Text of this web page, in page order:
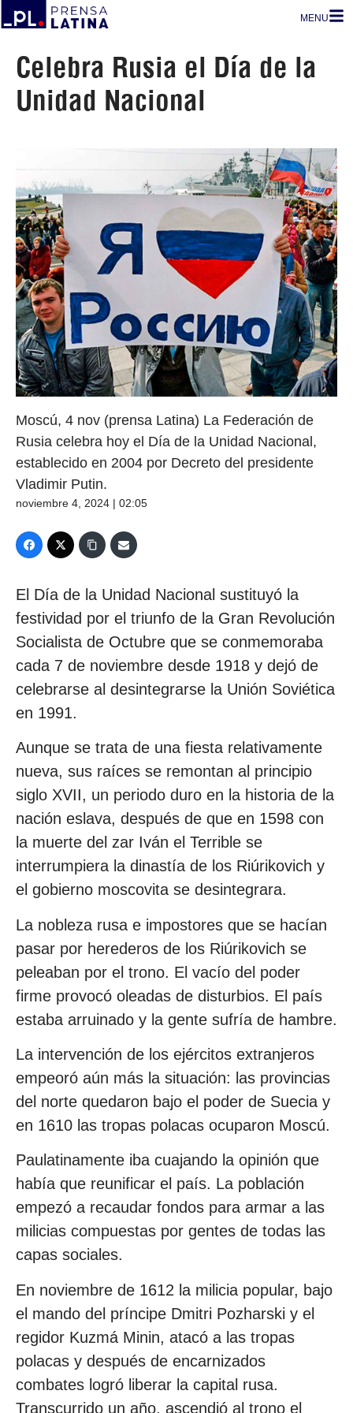
MENU
Celebra Rusia el Día de la
Unidad Nacional
Moscú, 4 nov (prensa Latina) La Federación de
Rusia celebra hoy el Día de la Unidad Nacional,
establecido en 2004 por Decreto del presidente
Vladimir Putin.
noviembre 4, 2024 | 02:05
El Día de la Unidad Nacional sustituyó la
festividad por el triunfo de la Gran Revolución
Socialista de Octubre que se conmemoraba
cada 7 de noviembre desde 1918 y dejó de
celebrarse al desintegrarse la Unión Soviética
en 1991.
Aunque se trata de una fiesta relativamente
nueva, sus raíces se remontan al principio
siglo XVII, un periodo duro en la historia de la
nación eslava, después de que en 1598 con
la muerte del zar Iván el Terrible se
interrumpiera la dinastía de los Riúrikovich y
el gobierno moscovita se desintegrara.
La nobleza rusa e impostores que se hacían
pasar por herederos de los Riúrikovich se
peleaban por el trono. El vacío del poder
firme provocó oleadas de disturbios. El país
estaba arruinado y la gente sufría de hambre.
La intervención de los ejércitos extranjeros
empeoró aún más la situación: las provincias
del norte quedaron bajo el poder de Suecia y
en 1610 las tropas polacas ocuparon Moscú.
Paulatinamente iba cuajando la opinión que
había que reunificar el país. La población
empezó a recaudar fondos para armar a las
milicias compuestas por gentes de todas las
capas sociales.
En noviembre de 1612 la milicia popular, bajo
el mando del príncipe Dmitri Pozharski y el
regidor Kuzmá Minin, atacó a las tropas
polacas y después de encarnizados
combates logró liberar la capital rusa.
Transcurrido un año, ascendió al trono el